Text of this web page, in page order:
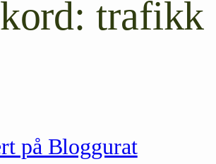
trafikk
på Bloggurat